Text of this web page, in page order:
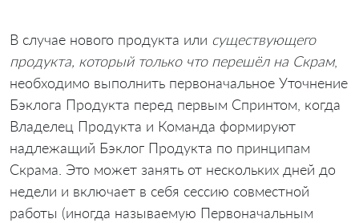
В случае нового продукта или существующего
продукта, который только что перешёл на Скрам,
необходимо выполнить первоначальное Уточнение
Бэклога Продукта перед первым Спринтом, когда
Владелец Продукта и Команда формируют
надлежащий Бэклог Продукта по принципам
Скрама. Это может занять от нескольких дней до
недели и включает в себя сессию совместной
работы (иногда называемую Первоначальным